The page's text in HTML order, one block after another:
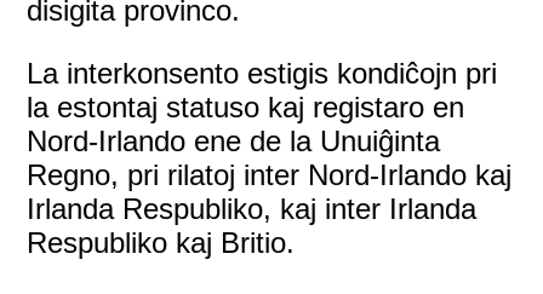
disigita provinco.
La interkonsento estigis kondiĉojn pri
la estontaj statuso kaj registaro en
Nord-Irlando ene de la Unuiĝinta
Regno, pri rilatoj inter Nord-Irlando kaj
Irlanda Respubliko, kaj inter Irlanda
Respubliko kaj Britio.